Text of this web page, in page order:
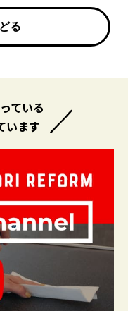
る
る
ている
います